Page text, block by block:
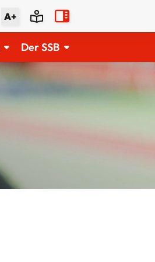
A+
Der SSB